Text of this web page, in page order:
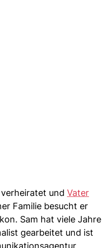
und Vater
Familie besucht er
Sam hat viele Jahre
gearbeitet und ist